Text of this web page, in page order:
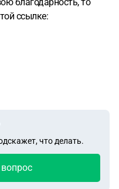
ссылке:
что делать.